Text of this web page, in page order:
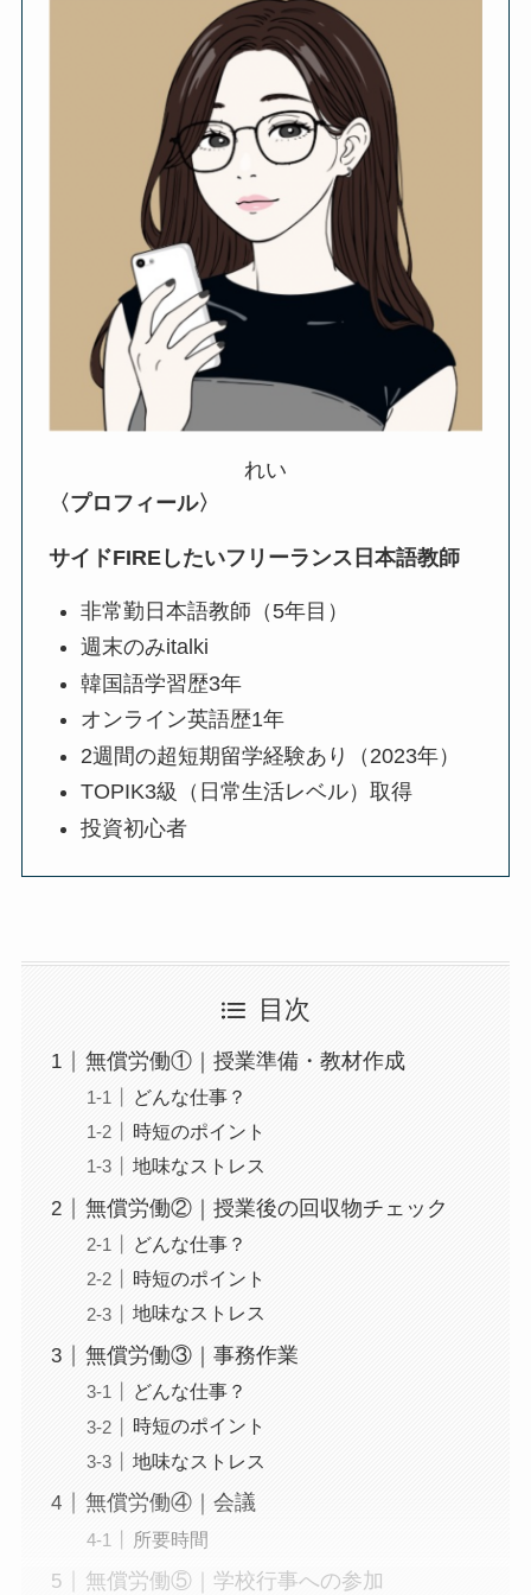
れい
〈プロフィール〉
サイドFIREしたいフリーランス日本語教師
非常勤日本語教師（5年目）
週末のみitalki
韓国語学習歴3年
オンライン英語歴1年
2週間の超短期留学経験あり（2023年）
TOPIK3級（日常生活レベル）取得
投資初心者
目次
無償労働①｜授業準備・教材作成
どんな仕事？
時短のポイント
地味なストレス
無償労働②｜授業後の回収物チェック
どんな仕事？
時短のポイント
地味なストレス
無償労働③｜事務作業
どんな仕事？
時短のポイント
地味なストレス
無償労働④｜会議
所要時間
無償労働⑤｜学校行事への参加